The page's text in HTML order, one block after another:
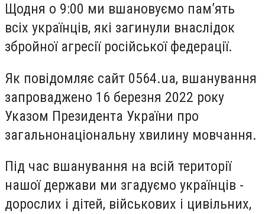
Щодня о 9:00 ми вшановуємо памʼять
всіх українців, які загинули внаслідок
збройної агресії російської федерації.
Як повідомляє сайт 0564.ua, вшанування
запроваджено 16 березня 2022 року
Указом Президента України про
загальнонаціональну хвилину мовчання.
Під час вшанування на всій території
нашої держави ми згадуємо українців -
дорослих і дітей, військових і цивільних,